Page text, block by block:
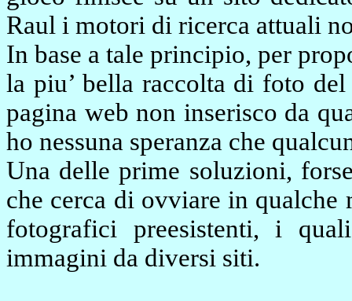
Raul i motori di ricerca attuali
In base a tale principio, per
la piu’ bella raccolta di foto
pagina web non inserisco da
ho nessuna speranza che
Una delle prime soluzioni,
che cerca di ovviare in
fotografici preesistenti, i
immagini da diversi siti.